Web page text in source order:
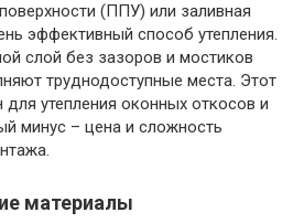
(ППУ) или заливная
эффективный способ утепления.
слой без зазоров и мостиков
труднодоступные места. Этот
для утепления оконных откосов и
минус – цена и сложность
материалы